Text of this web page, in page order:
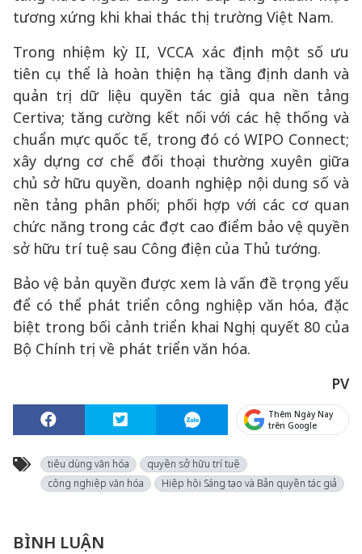
tương xứng khi khai thác thị trường Việt Nam.
Trong nhiệm kỳ II, VCCA xác định một số ưu
tiên cụ thể là hoàn thiện hạ tầng định danh và
quản trị dữ liệu quyền tác giả qua nền tảng
Certiva; tăng cường kết nối với các hệ thống và
chuẩn mực quốc tế, trong đó có WIPO Connect;
xây dựng cơ chế đối thoại thường xuyên giữa
chủ sở hữu quyền, doanh nghiệp nội dung số và
nền tảng phân phối; phối hợp với các cơ quan
chức năng trong các đợt cao điểm bảo vệ quyền
sở hữu trí tuệ sau Công điện của Thủ tướng.
Bảo vệ bản quyền được xem là vấn đề trọng yếu
để có thể phát triển công nghiệp văn hóa, đặc
biệt trong bối cảnh triển khai Nghị quyết 80 của
Bộ Chính trị về phát triển văn hóa.
PV
Thêm Ngày Nay
trên Google
tiêu dùng văn hóa
quyền sở hữu trí tuệ
công nghiệp văn hóa
Hiệp hội Sáng tạo và Bản quyền tác giả
BÌNH LUẬN